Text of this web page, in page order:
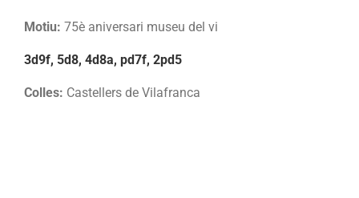
Motiu: 75è aniversari museu del vi
3d9f, 5d8, 4d8a, pd7f, 2pd5
Colles: Castellers de Vilafranca